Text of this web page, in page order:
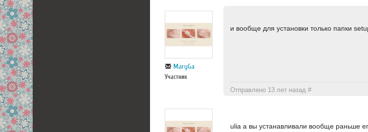
MaryGa
Участник
и вообще для установки только папки
Отправлено 13 лет назад#
ulia а вы устанавливали вообще раньше